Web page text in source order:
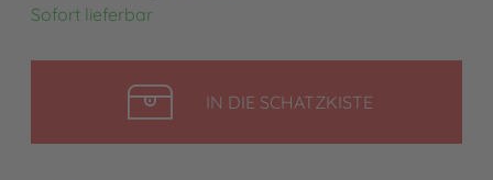
Sofort lieferbar
IN DIE SCHATZKISTELEGEN